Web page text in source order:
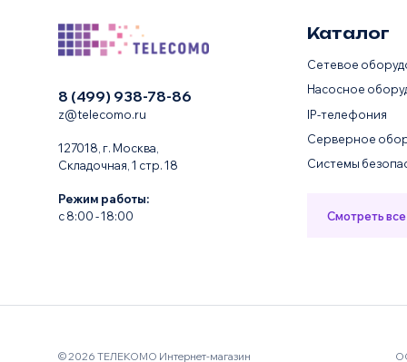
8 (499) 938-78-86
z@telecomo.ru
127018, г. Москва,
Складочная, 1 стр. 18
Режим работы:
с 8:00 - 18:00
Каталог
Сетевое
Насосное
IP-телефония
Серверное
Системы
Смотреть все
© 2026 ТЕЛЕКОМО Интернет-магазин